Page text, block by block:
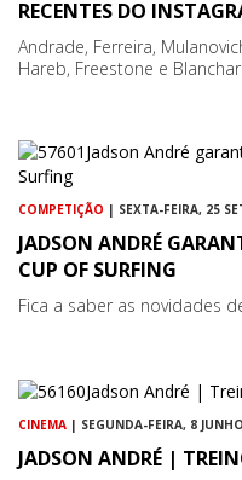
RECENTES DO
Andrade, Ferreira,
Hareb, Freestone e
COMPETIÇÃO | SEXTA-FEIRA, 25
JADSON ANDRÉ
CUP OF SURFING
Fica a saber as novidades
CINEMA | SEGUNDA-FEIRA, 8
JADSON ANDRÉ |